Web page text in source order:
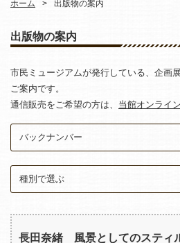
ホーム 出版物の案内
出版物の案内
市民ミュージアムが発行している、企画
ご案内です。
通信販売をご希望の方は、 当館オンライ
長田奈緒 風景としてのスティ